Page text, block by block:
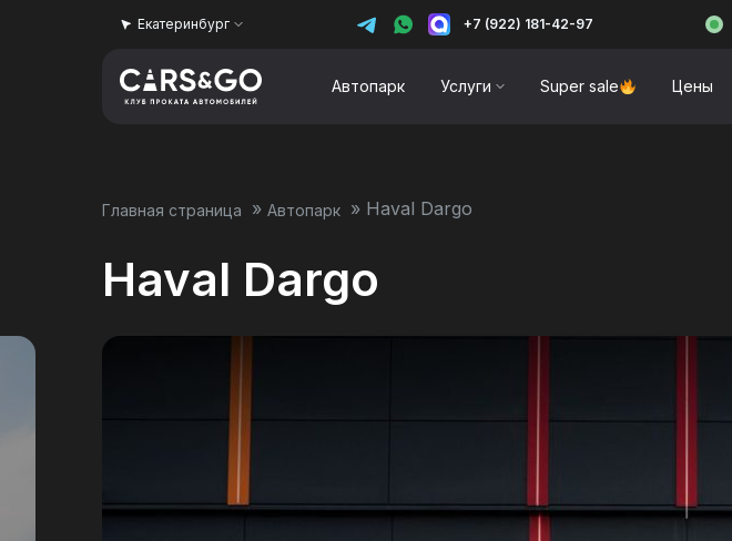
Автопарк Услуги Super sale Цены
Екатеринбург +7 (922) 181-42-97
Главная страница » Автопарк » Haval Dargo
Haval Dargo